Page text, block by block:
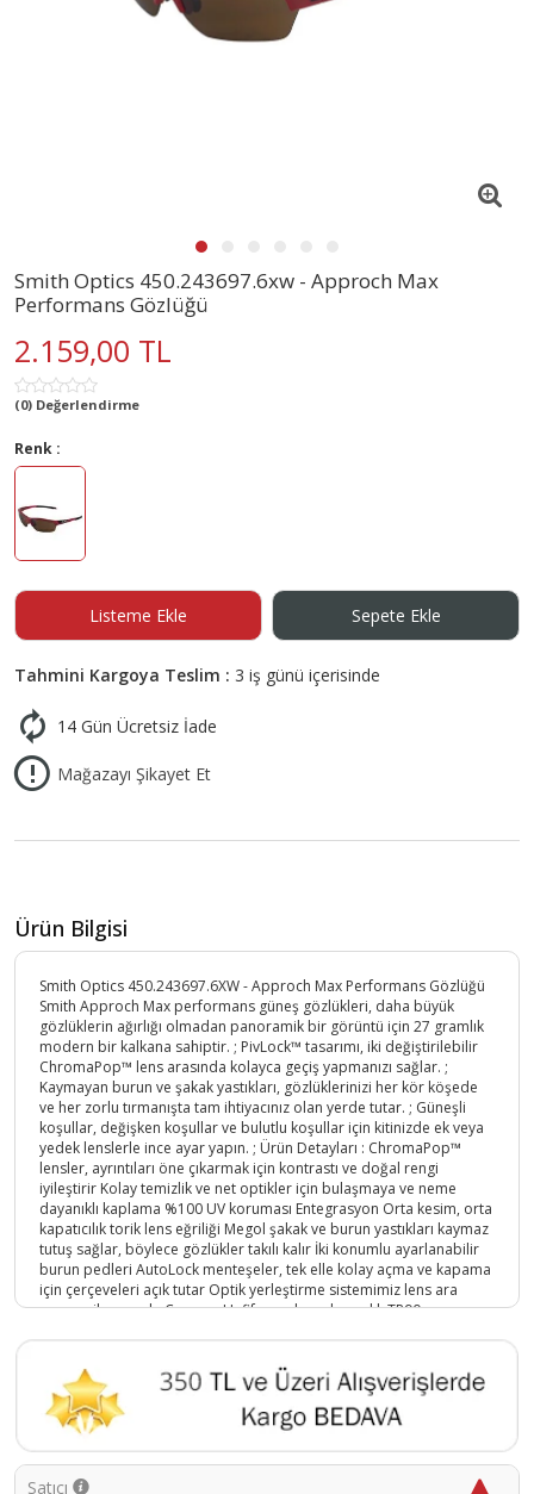
Smith Optics 450.243697.6xw - Approch Max
Performans Gözlüğü
2.159,00 TL
(0) Değerlendirme
Renk :
Listeme Ekle Sepete Ekle
Tahmini Kargoya Teslim : 3 iş günü içerisinde
14 Gün Ücretsiz İade
Mağazayı Şikayet Et
Ürün Bilgisi
Smith Optics 450.243697.6XW - Approch Max Performans Gözlüğü
Smith Approch Max performans güneş gözlükleri, daha büyük
gözlüklerin ağırlığı olmadan panoramik bir görüntü için 27 gramlık
modern bir kalkana sahiptir. ; PivLock™ tasarımı, iki değiştirilebilir
ChromaPop™ lens arasında kolayca geçiş yapmanızı sağlar. ;
Kaymayan burun ve şakak yastıkları, gözlüklerinizi her kör köşede
ve her zorlu tırmanışta tam ihtiyacınız olan yerde tutar. ; Güneşli
koşullar, değişken koşullar ve bulutlu koşullar için kitinizde ek veya
yedek lenslerle ince ayar yapın. ; Ürün Detayları : ChromaPop™
lensler, ayrıntıları öne çıkarmak için kontrastı ve doğal rengi
iyileştirir Kolay temizlik ve net optikler için bulaşmaya ve neme
dayanıklı kaplama %100 UV koruması Entegrasyon Orta kesim, orta
kapatıcılık torik lens eğriliği Megol şakak ve burun yastıkları kaymaz
tutuş sağlar, böylece gözlükler takılı kalır İki konumlu ayarlanabilir
burun pedleri AutoLock menteşeler, tek elle kolay açma ve kapama
için çerçeveleri açık tutar Optik yerleştirme sistemimiz lens ara
parçası ile uyumlu Çerçeve Hafif, esnek ve dayanıklı TR90 çerçeve
Koruma çantası;
Ürün Kodu :
5161-758636101317
Satıcı